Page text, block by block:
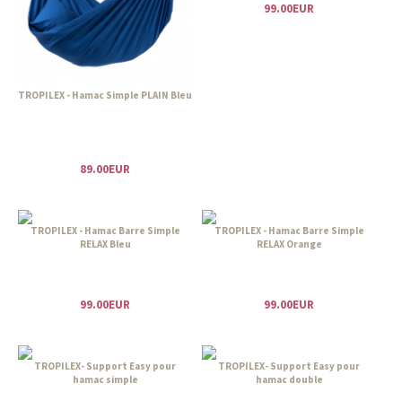
TROPILEX - Hamac Simple PLAIN Bleu
89.00EUR
99.00EUR
TROPILEX - Hamac Barre Simple
RELAX Bleu
99.00EUR
TROPILEX - Hamac Barre Simple
RELAX Orange
99.00EUR
TROPILEX- Support Easy pour
hamac simple
TROPILEX- Support Easy pour
hamac double